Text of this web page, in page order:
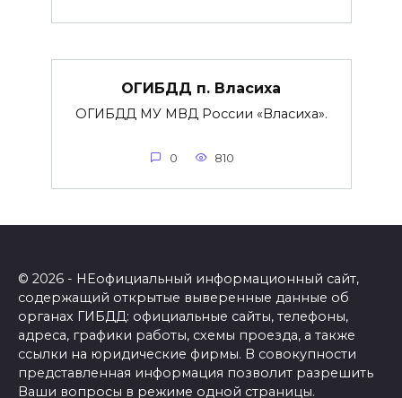
ОГИБДД п. Власиха
ОГИБДД МУ МВД России «Власиха».
0 810
© 2026 - НЕофициальный информационный сайт,
содержащий открытые выверенные данные об
органах ГИБДД: официальные сайты, телефоны,
адреса, графики работы, схемы проезда, а также
ссылки на юридические фирмы. В совокупности
представленная информация позволит разрешить
Ваши вопросы в режиме одной страницы.